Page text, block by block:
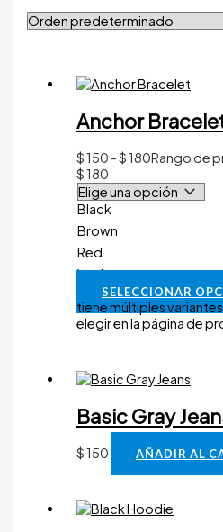
Anchor
$150 -$180Rango de
$ 180
Black
Brown
Red
Vaciar
SELECCIONAR
tiene múltiples
elegir en la página de
Basic Gray
$150 AÑADIR AL